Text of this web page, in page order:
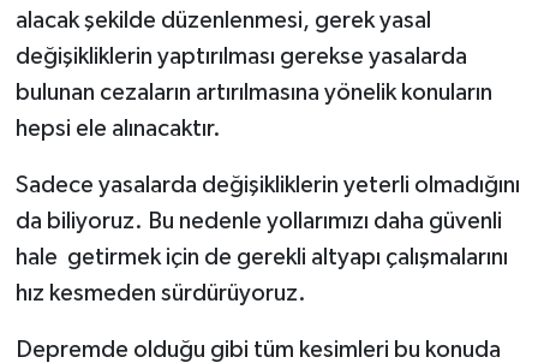
alacak şekilde düzenlenmesi, gerek yasal
değişikliklerin yaptırılması gerekse yasalarda
bulunan cezaların artırılmasına yönelik konuların
hepsi ele alınacaktır.
Sadece yasalarda değişikliklerin yeterli olmadığını
da biliyoruz. Bu nedenle yollarımızı daha güvenli
hale getirmek için de gerekli altyapı çalışmalarını
hız kesmeden sürdürüyoruz.
Depremde olduğu gibi tüm kesimleri bu konuda